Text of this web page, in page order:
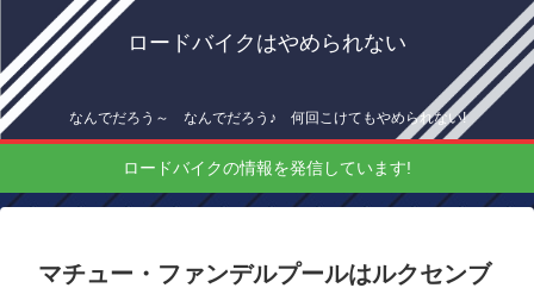
ロードバイクはやめられない
なんでだろう～ なんでだろう♪ 何回こけてもやめられない!
ロードバイクの情報を発信しています!
マチュー・ファンデルプールはルクセンブ